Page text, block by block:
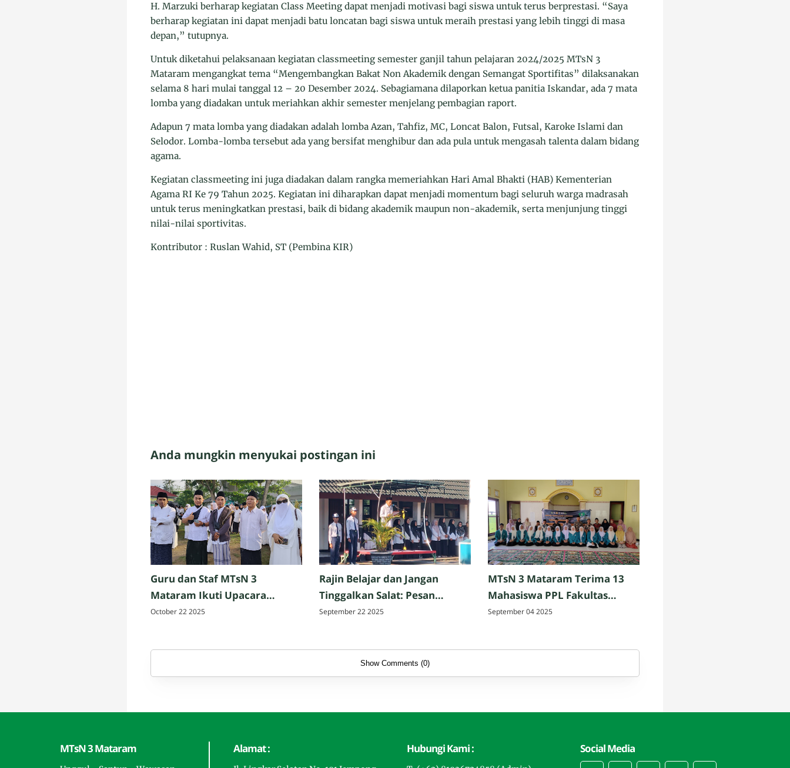
H. Marzuki berharap kegiatan Class Meeting dapat menjadi motivasi bagi siswa untuk terus berprestasi. “Saya
berharap kegiatan ini dapat menjadi batu loncatan bagi siswa untuk meraih prestasi yang lebih tinggi di masa
depan,” tutupnya.
Untuk diketahui pelaksanaan kegiatan classmeeting semester ganjil tahun pelajaran 2024/2025 MTsN 3
Mataram mengangkat tema “Mengembangkan Bakat Non Akademik dengan Semangat Sportifitas” dilaksanakan
selama 8 hari mulai tanggal 12 – 20 Desember 2024. Sebagiamana dilaporkan ketua panitia Iskandar, ada 7 mata
lomba yang diadakan untuk meriahkan akhir semester menjelang pembagian raport.
Adapun 7 mata lomba yang diadakan adalah lomba Azan, Tahfiz, MC, Loncat Balon, Futsal, Karoke Islami dan
Selodor. Lomba-lomba tersebut ada yang bersifat menghibur dan ada pula untuk mengasah talenta dalam bidang
agama.
Kegiatan classmeeting ini juga diadakan dalam rangka memeriahkan Hari Amal Bhakti (HAB) Kementerian
Agama RI Ke 79 Tahun 2025. Kegiatan ini diharapkan dapat menjadi momentum bagi seluruh warga madrasah
untuk terus meningkatkan prestasi, baik di bidang akademik maupun non-akademik, serta menjunjung tinggi
nilai-nilai sportivitas.
Kontributor : Ruslan Wahid, ST (Pembina KIR)
Anda mungkin menyukai postingan ini
Guru dan Staf MTsN 3
Mataram Ikuti Upacara
Peringatan Hari Santri
October 22 2025
Rajin Belajar dan Jangan
Tinggalkan Salat: Pesan
Perpisahan Hazmi Hakim,
September 22 2025
MTsN 3 Mataram Terima 13
Mahasiswa PPL Fakultas
Tarbiyah dan Keguruan UIN
September 04 2025
Show Comments (0)
MTsN 3 Mataram Alamat : Hubungi Kami : Social Media